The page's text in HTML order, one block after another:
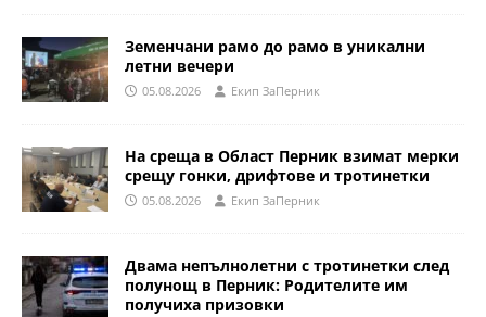
Земенчани рамо до рамо в уникални
летни вечери
05.08.2026 Eкип ЗаПерник
На среща в Област Перник взимат мерки
срещу гонки, дрифтове и тротинетки
05.08.2026 Eкип ЗаПерник
Двама непълнолетни с тротинетки след
полунощ в Перник: Родителите им
получиха призовки